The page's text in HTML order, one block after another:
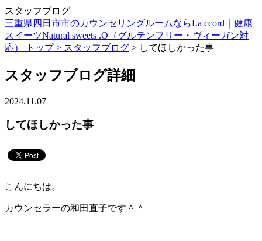
スタッフブログ
三重県四日市市のカウンセリングルームならLa ccord｜健康
スイーツNatural sweets .O（グルテンフリー・ヴィーガン対
応） トップ > スタッフブログ > してほしかった事
スタッフブログ詳細
2024.11.07
してほしかった事
こんにちは。
カウンセラーの和田直子です＾＾